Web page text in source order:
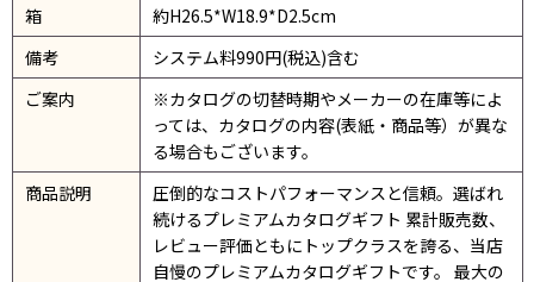
箱
約H26.5*W18.9*D2.5cm
備考
システム料990円(税込)含む
ご案内
※カタログの切替時期やメーカーの在庫等によ
っては、カタログの内容(表紙・商品等）が異な
る場合もございます。
商品説明
圧倒的なコストパフォーマンスと信頼。選ばれ
続けるプレミアムカタログギフト 累計販売数、
レビュー評価ともにトップクラスを誇る、当店
自慢のプレミアムカタログギフトです。 最大の